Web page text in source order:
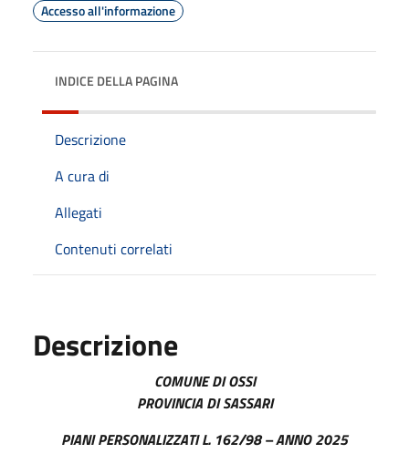
Accesso all'informazione
INDICE DELLA PAGINA
Descrizione
A cura di
Allegati
Contenuti correlati
Descrizione
COMUNE DI OSSI
PROVINCIA DI SASSARI
PIANI PERSONALIZZATI L. 162/98 – ANNO 2025